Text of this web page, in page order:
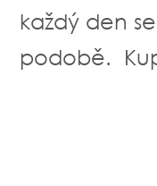
každý den
podobě.